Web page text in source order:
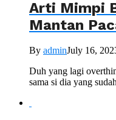
Arti Mimpi
Mantan
By adminJuly 16,
Duh yang lagi
sama si dia yang